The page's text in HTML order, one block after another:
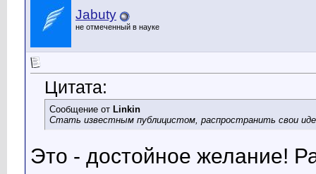
Jabuty
не отмеченный в науке
Цитата:
Сообщение от Linkin
Стать известным публицистом, распространить свои
Это - достойное желание!